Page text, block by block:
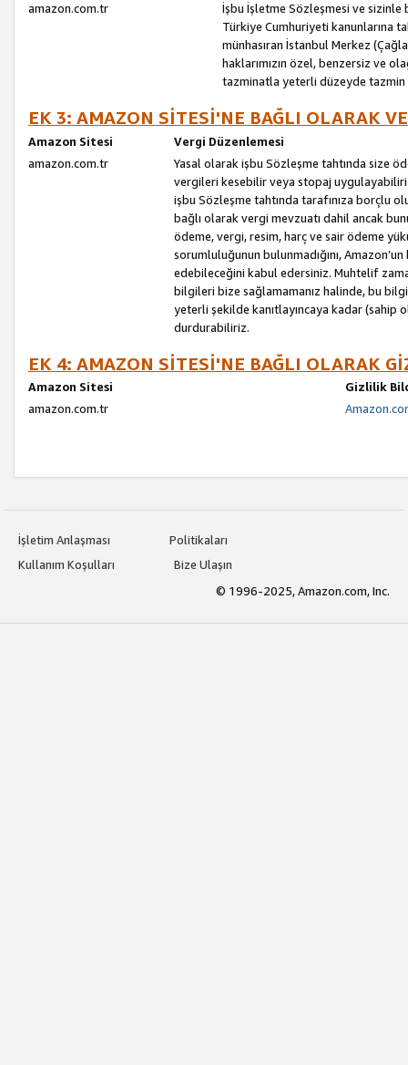
amazon.com.tr
İşbu İşletme Sözleşmesi ve sizinle
Türkiye Cumhuriyeti kanunlarına
münhasıran İstanbul Merkez
haklarımızın özel, benzersiz ve
tazminatla yeterli düzeyde
EK 3: AMAZON SİTESİ'NE BAĞLI OLARAK
Amazon Sitesi
Vergi Düzenlemesi
amazon.com.tr
Yasal olarak işbu Sözleşme tahtında size
vergileri kesebilir veya stopaj
işbu Sözleşme tahtında tarafınıza borçlu
bağlı olarak vergi mevzuatı dahil ancak
ödeme, vergi, resim, harç ve sair ödeme
sorumluluğunun bulunmadığını,
edebileceğini kabul edersiniz. Muhtelif
bilgileri bize sağlamamanız halinde, bu
yeterli şekilde kanıtlayıncaya kadar
durdurabiliriz.
EK 4: AMAZON SİTESİ'NE BAĞLI OLARAK
Amazon Sitesi
Gizlilik
amazon.com.tr
İşletim Anlaşması
Politikaları
Kullanım Koşulları
Bize Ulaşın
© 1996-2025, Amazon.com, Inc.